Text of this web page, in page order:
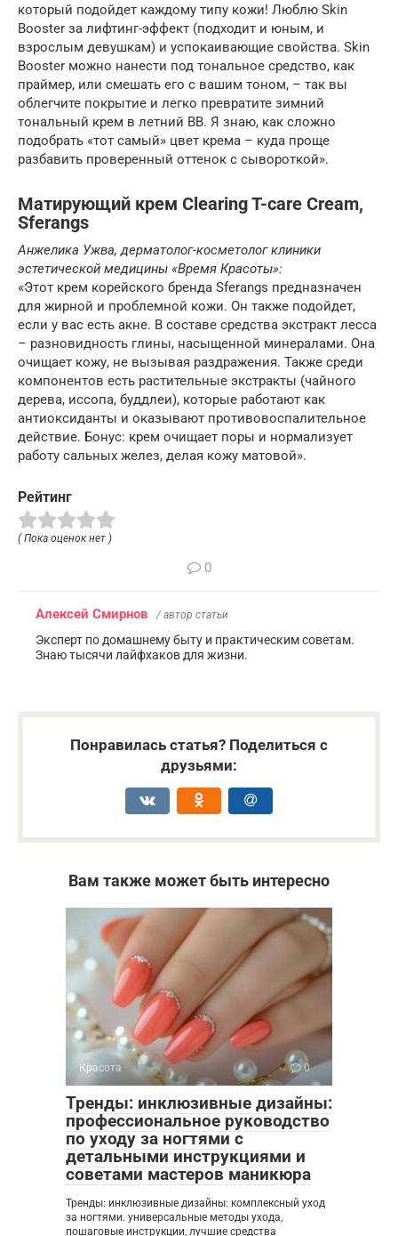
который подойдет каждому типу кожи! Люблю Skin
Booster за лифтинг-эффект (подходит и юным, и
взрослым девушкам) и успокаивающие свойства. Skin
Booster можно нанести под тональное средство, как
праймер, или смешать его с вашим тоном, – так вы
облегчите покрытие и легко превратите зимний
тональный крем в летний BB. Я знаю, как сложно
подобрать «тот самый» цвет крема – куда проще
разбавить проверенный оттенок с сывороткой».
Матирующий крем Clearing T-care Cream,
Sferangs
Анжелика Ужва, дерматолог-косметолог клиники
эстетической медицины «Время Красоты»:
«Этот крем корейского бренда Sferangs предназначен
для жирной и проблемной кожи. Он также подойдет,
если у вас есть акне. В составе средства экстракт лесса
– разновидность глины, насыщенной минералами. Она
очищает кожу, не вызывая раздражения. Также среди
компонентов есть растительные экстракты (чайного
дерева, иссопа, буддлеи), которые работают как
антиоксиданты и оказывают противовоспалительное
действие. Бонус: крем очищает поры и нормализует
работу сальных желез, делая кожу матовой».
Рейтинг
( Пока оценок нет )
0
Алексей Смирнов / автор статьи
Эксперт по домашнему быту и практическим советам.
Знаю тысячи лайфхаков для жизни.
Понравилась статья? Поделиться с
друзьями:
Вам также может быть интересно
Красота 0
Тренды: инклюзивные дизайны:
профессиональное руководство
по уходу за ногтями с
детальными инструкциями и
советами мастеров маникюра
Тренды: инклюзивные дизайны: комплексный уход
за ногтями. универсальные методы ухода,
пошаговые инструкции, лучшие средства